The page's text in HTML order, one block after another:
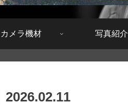
カメラ機材 写真紹介
2026.02.11